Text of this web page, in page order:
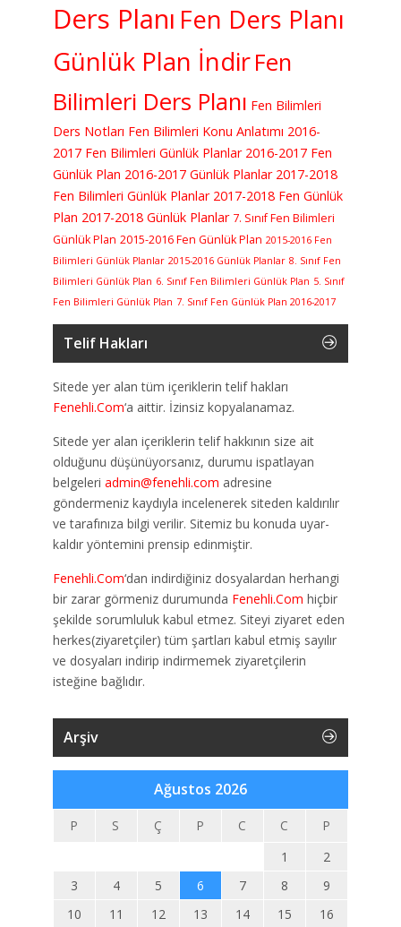
Ders Planı Fen Ders Planı
Günlük Plan İndirFen
Bilimleri Ders Planı Fen Bilimleri
Ders Notları Fen Bilimleri Konu Anlatımı 2016-
2017 Fen Bilimleri Günlük Planlar 2016-2017 Fen
Günlük Plan 2016-2017 Günlük Planlar 2017-2018
Fen Bilimleri Günlük Planlar 2017-2018 Fen Günlük
Plan 2017-2018 Günlük Planlar 7. Sınıf Fen Bilimleri
Günlük Plan 2015-2016 Fen Günlük Plan 2015-2016 Fen
Bilimleri Günlük Planlar 2015-2016 Günlük Planlar 8. Sınıf Fen
Bilimleri Günlük Plan 6. Sınıf Fen Bilimleri Günlük Plan 5. Sınıf
Fen Bilimleri Günlük Plan 7. Sınıf Fen Günlük Plan 2016-2017
Telif Hakları
Sitede yer alan tüm içeriklerin telif hakları
Fenehli.Com‘a aittir. İzinsiz kopyalanamaz.
Sitede yer alan içeriklerin telif hakkının size ait
olduğunu düşünüyorsanız, durumu ispatlayan
belgeleri admin@fenehli.com adresine
göndermeniz kaydıyla incelenerek siteden kaldırılır
ve tarafınıza bilgi verilir. Sitemiz bu konuda uyar-
kaldır yöntemini prensip edinmiştir.
Fenehli.Com‘dan indirdiğiniz dosyalardan herhangi
bir zarar görmeniz durumunda Fenehli.Com hiçbir
şekilde sorumluluk kabul etmez. Siteyi ziyaret eden
herkes(ziyaretçiler) tüm şartları kabul etmiş sayılır
ve dosyaları indirip indirmemek ziyaretçilerin
isteğine bağlıdır.
Arşiv
Ağustos 2026
P S Ç P C C
P
1
2
3
4 5 6 7 8
9
10
11 12 13 14 15 16